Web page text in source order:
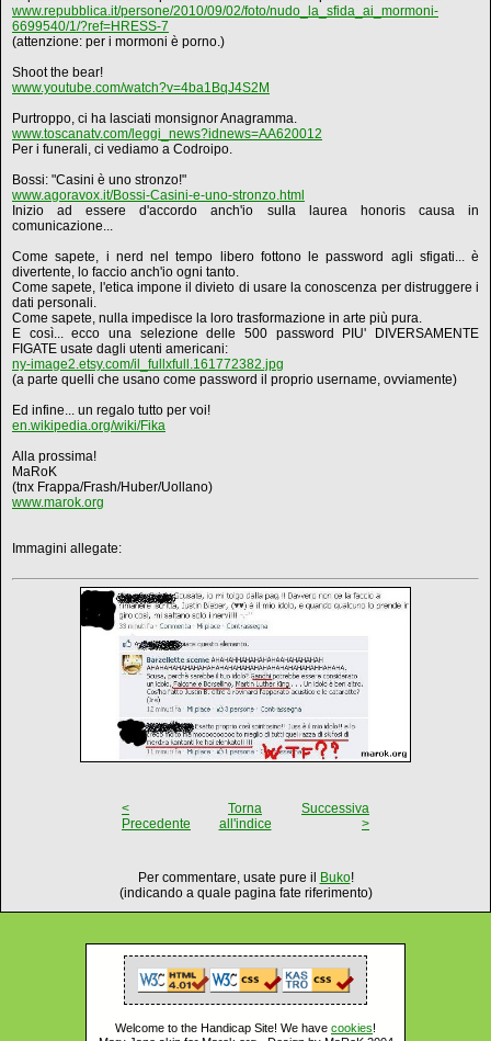
www.repubblica.it/persone/2010/09/02/foto/nudo_la_sfida_ai_mormoni-
6699540/1/?ref=HRESS-7
(attenzione: per i mormoni è porno.)
Shoot the bear!
www.youtube.com/watch?v=4ba1BqJ4S2M
Purtroppo, ci ha lasciati monsignor Anagramma.
www.toscanatv.com/leggi_news?idnews=AA620012
Per i funerali, ci vediamo a Codroipo.
Bossi: "Casini è uno stronzo!"
www.agoravox.it/Bossi-Casini-e-uno-stronzo.html
Inizio ad essere d'accordo anch'io sulla laurea honoris causa in
comunicazione...
Come sapete, i nerd nel tempo libero fottono le password agli sfigati... è
divertente, lo faccio anch'io ogni tanto.
Come sapete, l'etica impone il divieto di usare la conoscenza per distruggere i
dati personali.
Come sapete, nulla impedisce la loro trasformazione in arte più pura.
E così... ecco una selezione delle 500 password PIU' DIVERSAMENTE
FIGATE usate dagli utenti americani:
ny-image2.etsy.com/il_fullxfull.161772382.jpg
(a parte quelli che usano come password il proprio username, ovviamente)
Ed infine... un regalo tutto per voi!
en.wikipedia.org/wiki/Fika
Alla prossima!
MaRoK
(tnx Frappa/Frash/Huber/Uollano)
www.marok.org
Immagini allegate:
<
Precedente
Torna
all'indice
Successiva
>
Per commentare, usate pure il Buko!
(indicando a quale pagina fate riferimento)
Welcome to the Handicap Site! We have cookies!